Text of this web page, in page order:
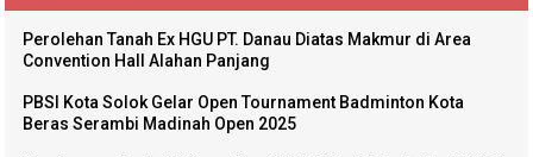
Perolehan Tanah Ex HGU PT. Danau Diatas Makmur di Area
Convention Hall Alahan Panjang
PBSI Kota Solok Gelar Open Tournament Badminton Kota
Beras Serambi Madinah Open 2025